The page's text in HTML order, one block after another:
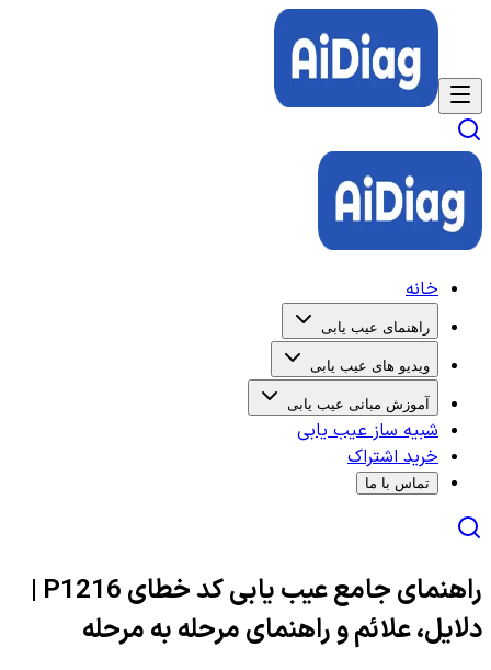
خانه
راهنمای عیب یابی
ویدیو های عیب یابی
آموزش مبانی عیب یابی
شبیه ساز عیب یابی
خرید اشتراک
تماس با ما
راهنمای جامع عیب یابی کد خطای P1216 |
دلایل، علائم و راهنمای مرحله به مرحله